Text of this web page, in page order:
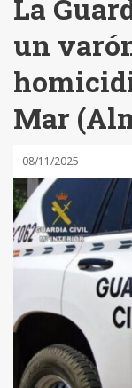
La
un
Mar
08/11/2025